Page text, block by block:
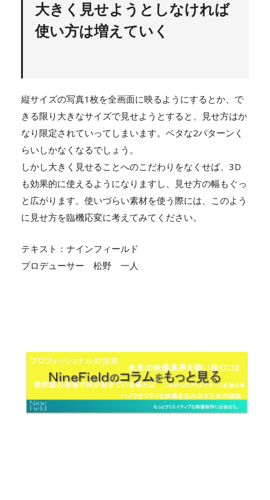
大きく見せようとしなければ
使い方は増えていく
縦サイズの写真1枚を全画面に映るようにするとか、で
きる限り大きなサイズで見せようとすると、見せ方はか
なり限定されていってしまいます。ベタな2パターンく
らいしかなくなるでしょう。
しかし大きく見せることへのこだわりをなくせば、3D
も効果的に使えるようになりますし、見せ方の幅もぐっ
と広がります。使いづらい素材を使う際には、このよう
に見せ方を臨機応変に考えてみてください。
テキスト：ナインフィールド
プロデューサー 松野 一人